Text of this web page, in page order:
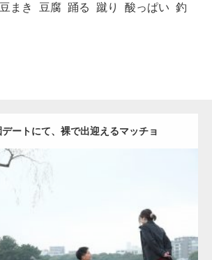
豆まき 豆腐 踊る 蹴り 酸っぱい 釣
ートにて、裸で出迎えるマッチョ
マッチョ AKIHITO(細マッチョ) 背中